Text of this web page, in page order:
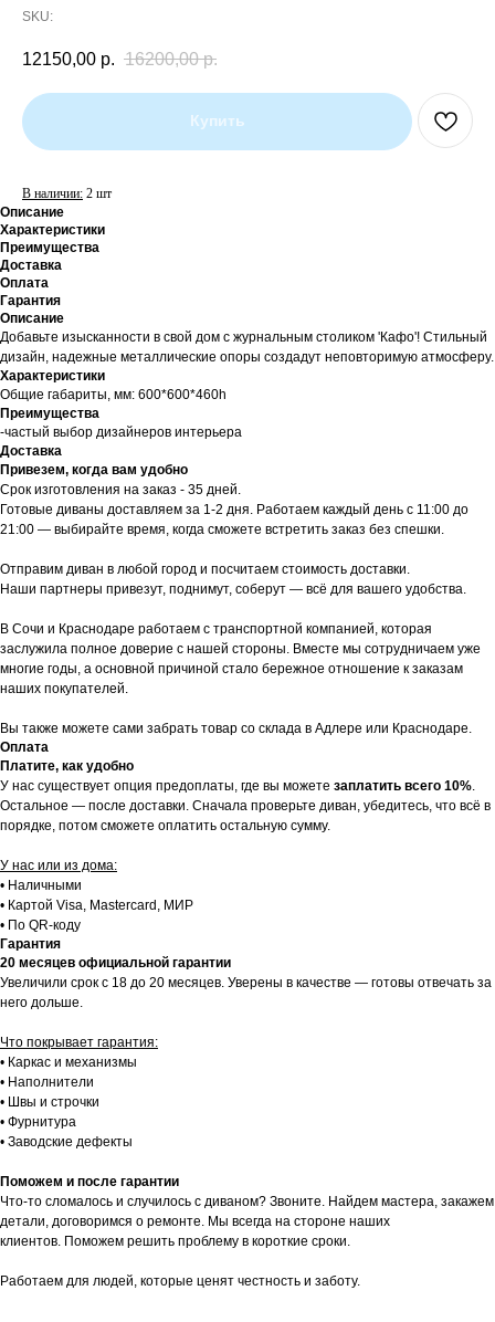
SKU:
12150,00 р. 16200,00 р.
Купить
В наличии: 2 шт
Описание
Характеристики
Преимущества
Доставка
Оплата
Гарантия
Описание
Добавьте изысканности в свой дом с журнальным столиком 'Кафо'! Стильный
дизайн, надежные металлические опоры создадут неповторимую атмосферу.
Характеристики
Общие габариты, мм: 600*600*460h
Преимущества
-частый выбор дизайнеров интерьера
Доставка
Привезем, когда вам удобно
Срок изготовления на заказ - 35 дней.
Готовые диваны доставляем за 1-2 дня. Работаем каждый день с 11:00 до
21:00 — выбирайте время, когда сможете встретить заказ без спешки.
Отправим диван в любой город и посчитаем стоимость доставки.
Наши партнеры привезут, поднимут, соберут — всё для вашего удобства.
В Сочи и Краснодаре работаем с транспортной компанией, которая
заслужила полное доверие с нашей стороны. Вместе мы сотрудничаем уже
многие годы, а основной причиной стало бережное отношение к заказам
наших покупателей.
Вы также можете сами забрать товар со склада в Адлере или Краснодаре.
Оплата
Платите, как удобно
У нас существует опция предоплаты, где вы можете заплатить всего 10%
Остальное — после доставки. Сначала проверьте диван, убедитесь, что всё в
порядке, потом сможете оплатить остальную сумму.
У нас или из дома:
• Наличными
• Картой Visa, Mastercard, МИР
• По QR-коду
Гарантия
20 месяцев официальной гарантии
Увеличили срок с 18 до 20 месяцев. Уверены в качестве — готовы отвечать за
него дольше.
Что покрывает гарантия:
• Каркас и механизмы
• Наполнители
• Швы и строчки
• Фурнитура
• Заводские дефекты
Поможем и после гарантии
Что-то сломалось и случилось с диваном? Звоните. Найдем мастера, закажем
детали, договоримся о ремонте. Мы всегда на стороне наших
клиентов. Поможем решить проблему в короткие сроки.
Работаем для людей, которые ценят честность и заботу.